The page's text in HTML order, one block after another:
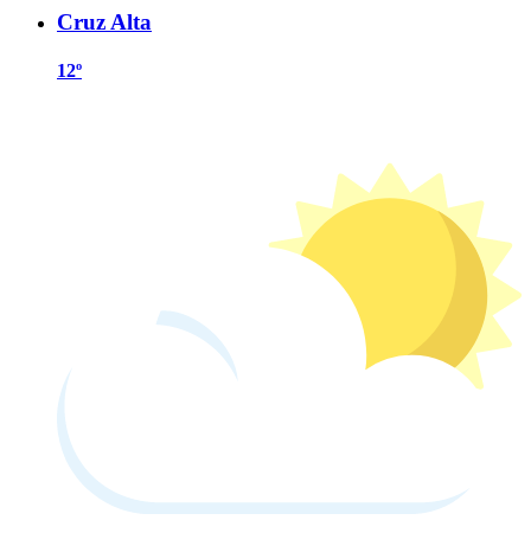
Cruz Alta
12º